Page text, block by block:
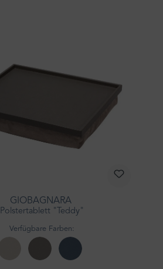
GIOBAGNARA
Polstertablett "Teddy"
Verfügbare Farben: